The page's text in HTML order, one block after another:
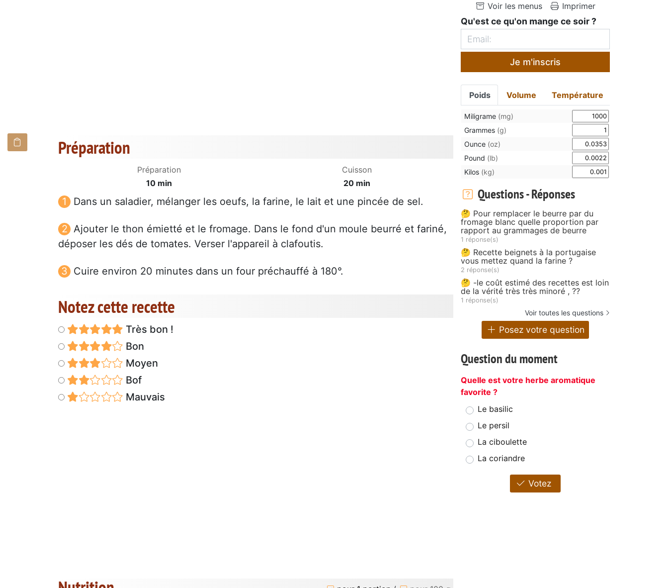
Préparation
Préparation
10 min
Cuisson
20 min
Dans un saladier, mélanger les oeufs, la farine, le lait et une pincée de sel.
Ajouter le thon émietté et le fromage. Dans le fond d'un moule beurré et fariné,
déposer les dés de tomates. Verser l'appareil à clafoutis.
Cuire environ 20 minutes dans un four préchauffé à 180°.
Notez cette recette
Très bon !
Bon
Moyen
Bof
Mauvais
Voir les menus Imprimer
Qu'est ce qu'on mange ce soir ?
Je m'inscris
Poids Volume Température
Miligrame (mg)
Grammes (g)
Ounce (oz)
Pound (lb)
Kilos (kg)
Questions - Réponses
🤔 Pour remplacer le beurre par du
fromage blanc quelle proportion par
rapport au grammages de beurre
1 réponse(s)
🤔 Recette beignets à la portugaise
vous mettez quand la farine ?
2 réponse(s)
🤔 -le coût estimé des recettes est loin
de la vérité très très minoré , ??
1 réponse(s)
Voir toutes les questions
Posez votre question
Question du moment
Quelle est votre herbe aromatique
favorite ?
Le basilic
Le persil
La ciboulette
La coriandre
Votez